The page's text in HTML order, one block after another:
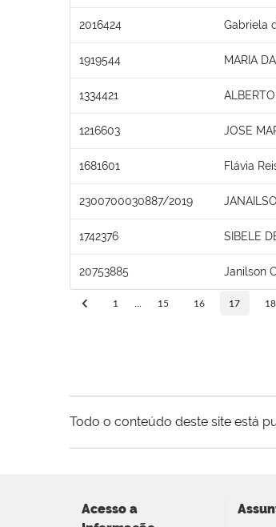
2016424 Gabriela
1919544 MARIA
1334421
1216603 JOSE
1681601 Flávia
2300700030887/2019
1742376 SIBELE
20753885 Janilson
1 15 16 17 18
Todo o conteúdo deste site está
Acesso a